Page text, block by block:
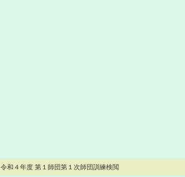
令和４年度 第１師団第１次師団訓練検閲